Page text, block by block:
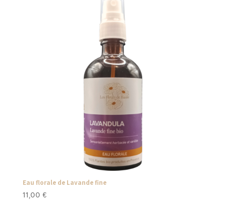
Eau florale de Lavande fine
11,00 €